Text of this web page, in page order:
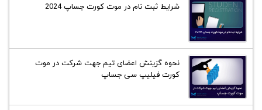
شرایط ثبت نام در موت کورت جساپ 2024
نحوه گزینش اعضای تیم جهت شرکت در موت
کورت فیلیپ سی جساپ